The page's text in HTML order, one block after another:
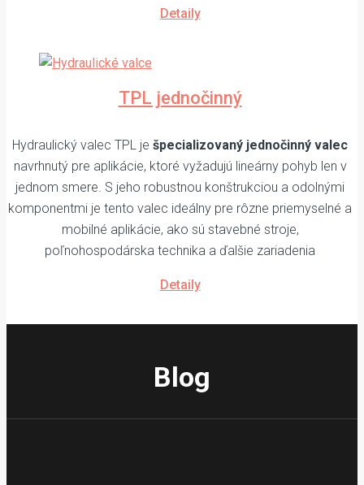
Detaily
TPL jednočinný
Hydraulický valec TPL je špecializovaný jednočinný valec
navrhnutý pre aplikácie, ktoré vyžadujú lineárny pohyb len v
jednom smere. S jeho robustnou konštrukciou a odolnými
komponentmi je tento valec ideálny pre rôzne priemyselné a
mobilné aplikácie, ako sú stavebné stroje,
poľnohospodárska technika a ďalšie zariadenia
Detaily
Blog